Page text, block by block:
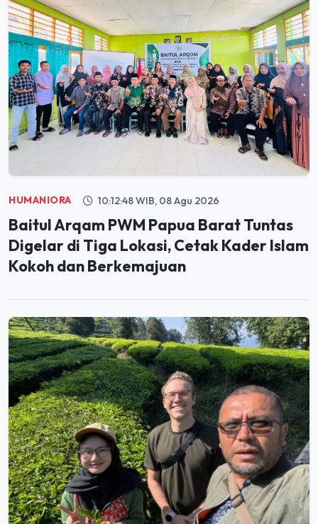
HUMANIORA 10:12:48 WIB, 08 Agu 2026
Baitul Arqam PWM Papua Barat Tuntas
Digelar di Tiga Lokasi, Cetak Kader Islam
Kokoh dan Berkemajuan